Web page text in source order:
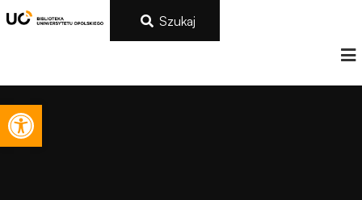
Otwórz pasek narzędzi
Szukaj